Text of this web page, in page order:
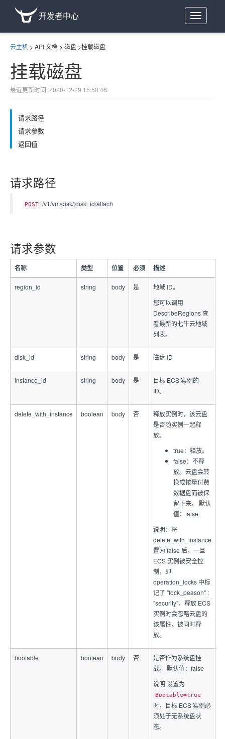
Toggle
navigation
开发者中心
云主机 > API 文档 > 磁盘 >挂载磁盘
挂载磁盘
最近更新时间: 2020-12-29 15:58:46
请求路径
请求参数
返回值
请求路径
POST /v1/vm/disk/:disk_id/attach
请求参数
名称 类型 位置 必须 描述
region_id string body 是
地域 ID。
您可以调用
DescribeRegions 查
看最新的七牛云地域
列表。
disk_id string body 是 磁盘 ID
instance_id string body 是
目标 ECS 实例的
ID。
delete_with_instance boolean body 否
释放实例时，该云盘
是否随实例一起释
放。
true：释放。
false：不释
放。云盘会转
换成按量付费
数据盘而被保
留下来。 默认
值：false
说明：将
delete_with_instance
置为 false 后，一旦
ECS 实例被安全控
制，即
operation_locks 中标
记了 "lock_peason" :
"security"，释放 ECS
实例时会忽略云盘的
该属性，被同时释
放。
bootable boolean body 否
是否作为系统盘挂
载。 默认值：false
说明 设置为
Bootable=true
时，目标 ECS 实例必
须处于无系统盘状
态。